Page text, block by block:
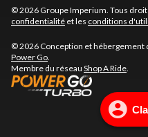
© 2026 Groupe Imperium. Tous
confidentialité et les conditions
© 2026 Conception et hébergement
Power Go
Membre du réseau Shop A Ride